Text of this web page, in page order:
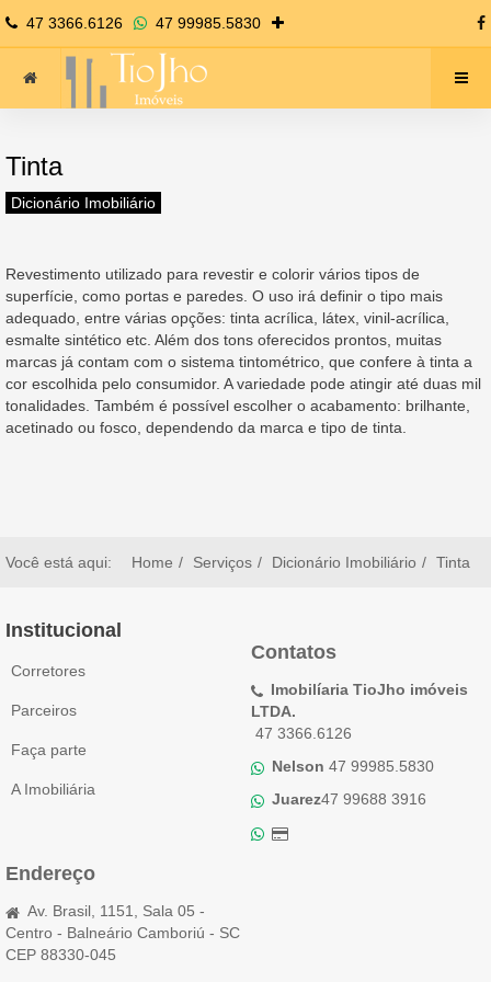
47 3366.6126 47 99985.5830
Tinta
Dicionário Imobiliário
Revestimento utilizado para revestir e colorir vários tipos de
superfície, como portas e paredes. O uso irá definir o tipo mais
adequado, entre várias opções: tinta acrílica, látex, vinil-acrílica,
esmalte sintético etc. Além dos tons oferecidos prontos, muitas
marcas já contam com o sistema tintométrico, que confere à tinta a
cor escolhida pelo consumidor. A variedade pode atingir até duas mil
tonalidades. Também é possível escolher o acabamento: brilhante,
acetinado ou fosco, dependendo da marca e tipo de tinta.
Você está aqui: Home Serviços Dicionário Imobiliário Tinta
Institucional
Corretores
Parceiros
Faça parte
A Imobiliária
Contatos
Imobilíaria TioJho imóveis
LTDA.
47 3366.6126
Nelson 47 99985.5830
Juarez47 99688 3916
Endereço
Av. Brasil, 1151, Sala 05 -
Centro - Balneário Camboriú - SC
CEP 88330-045